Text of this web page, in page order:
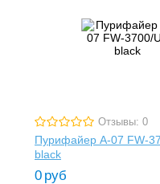
Отзывы: 0
Пурифайер A-07 FW-
black
0 руб